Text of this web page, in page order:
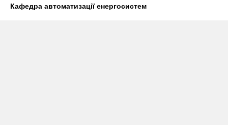
Кафедра автоматизації енергосистем